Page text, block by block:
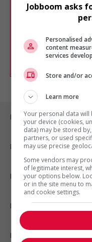
Veuillez
Vous
chercher un
d'intérêt en
comme
Emplois par ville
Emplois par secteur
Emplois par statut
Emplois par type
Nos suggestions
Jobboom asks
Personalised
content
services
Store and/or
Learn more
Your personal data
your device (cookies,
data) may be stored
partners, or used
may use precise
Some vendors may
of legitimate interest,
your options below.
or in the site menu to
and cookie settings.